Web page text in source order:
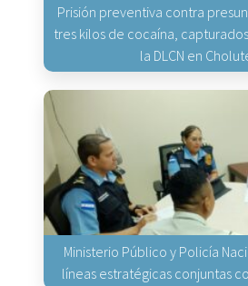
Prisión preventiva contra
tres kilos de cocaína,
la DLCN en
Ministerio Público y Policía
líneas estratégicas conjuntas